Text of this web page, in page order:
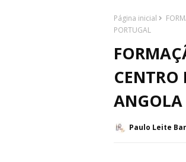
Página inicial
PORTUGAL
CENTRO
ANGOLA
Paulo Leite